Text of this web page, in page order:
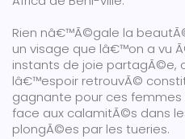
Rien nâ€™Ã©gale la
un visage que lâ€™on a vu
instants de joie partagÃ©e,
lâ€™espoir retrouvÃ©
gagnante pour ces
face aux calamitÃ©s dans
plongÃ©es par les tueries.